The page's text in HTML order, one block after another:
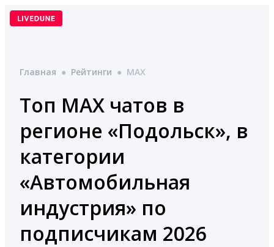
Перейти
Главная ● Рейтинги ● MAX
Топ MAX чатов в
регионе «Подольск», в
категории
«Автомобильная
индустрия» по
подписчикам 2026